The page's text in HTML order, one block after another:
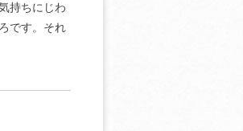
持ちにじわ
です。それ